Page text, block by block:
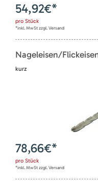
54,92€*
pro Stück
*inkl. MwSt zzgl. Versand
Nageleisen/
kurz
78,66€*
pro Stück
*inkl. MwSt zzgl. Versand